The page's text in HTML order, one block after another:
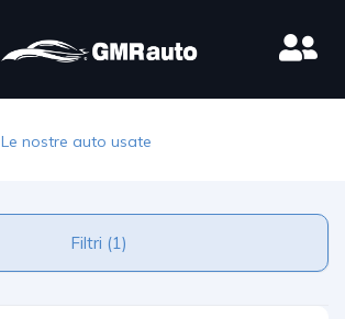
Le nostre auto usate
Filtri (1)